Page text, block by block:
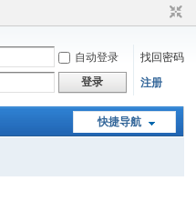
自动登录
找回密码
登录 注册
快捷导航